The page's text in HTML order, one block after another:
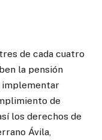
de cada cuatro
la pensión
implementar
de
los derechos de
Ávila,